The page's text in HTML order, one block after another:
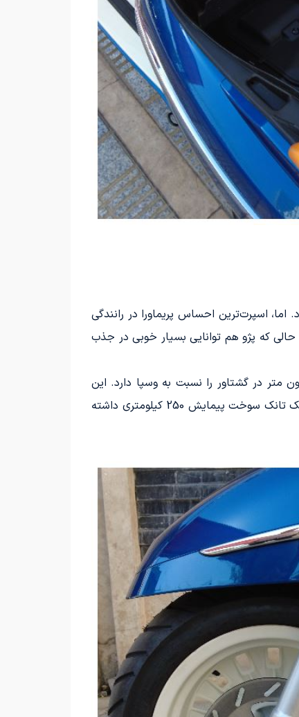
جاده می‌شود. اما، اسپرت‌ترین احساس پریماورا در رانندگی
که پژو هم توانایی بسیار خوبی در جذب
متر در گشتاور را نسبت به وسپا دارد. این
اختلاف توان منجر به مصرف سوخت کمتر تا 25 درصد نسبت به وسپا شده است. ادعا شده است که جانگو می‌تواند با یک تانک سوخت پیمایش 250 کیلومتری داشته